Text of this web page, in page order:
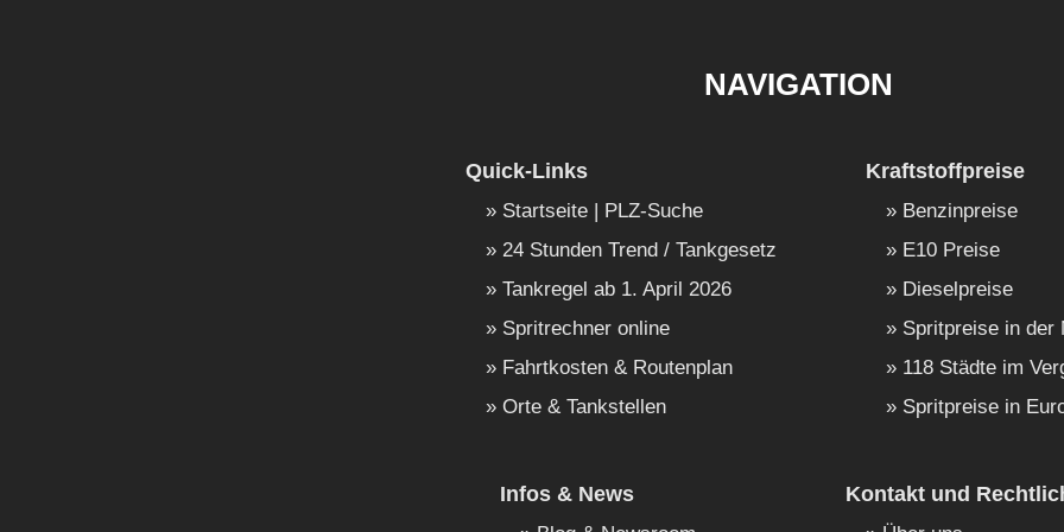
NAVIGATION
Quick-Links
Startseite | PLZ-Suche
24 Stunden Trend / Tankgesetz
Tankregel ab 1. April 2026
Spritrechner online
Fahrtkosten & Routenplan
Orte & Tankstellen
Kraftstoffpreise
Benzinpreise
E10 Preise
Dieselpreise
Spritpreise in der
118 Städte im
Spritpreise in
Infos & News Kontakt und